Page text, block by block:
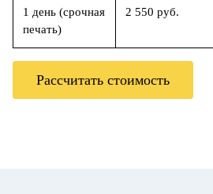
1 день (срочная
печать)
2 550 руб.
Рассчитать стоимость